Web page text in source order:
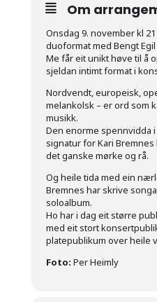
Om
Onsdag 9. november kl
duoformat med Bengt
Me får eit unikt høve til å
sjeldan intimt format i
Nordvendt, europeisk,
melankolsk – er ord som
musikk.
Den enorme spennvidda
signatur for Kari Bremnes
det ganske mørke og rå.
Og heile tida med ein
Bremnes har skrive
soloalbum.
Ho har i dag eit større
med eit stort
platepublikum over heile
Foto: Per Heimly